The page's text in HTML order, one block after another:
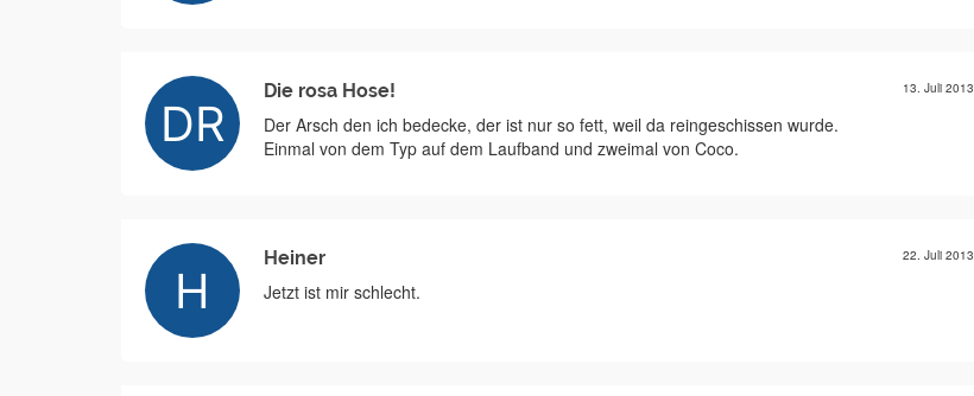
Die rosa Hose! 13. Juli 2013
Der Arsch den ich bedecke, der ist nur so fett, weil da reingeschissen wurde.
Einmal von dem Typ auf dem Laufband und zweimal von Coco.
Heiner 22. Juli 2013
Jetzt ist mir schlecht.